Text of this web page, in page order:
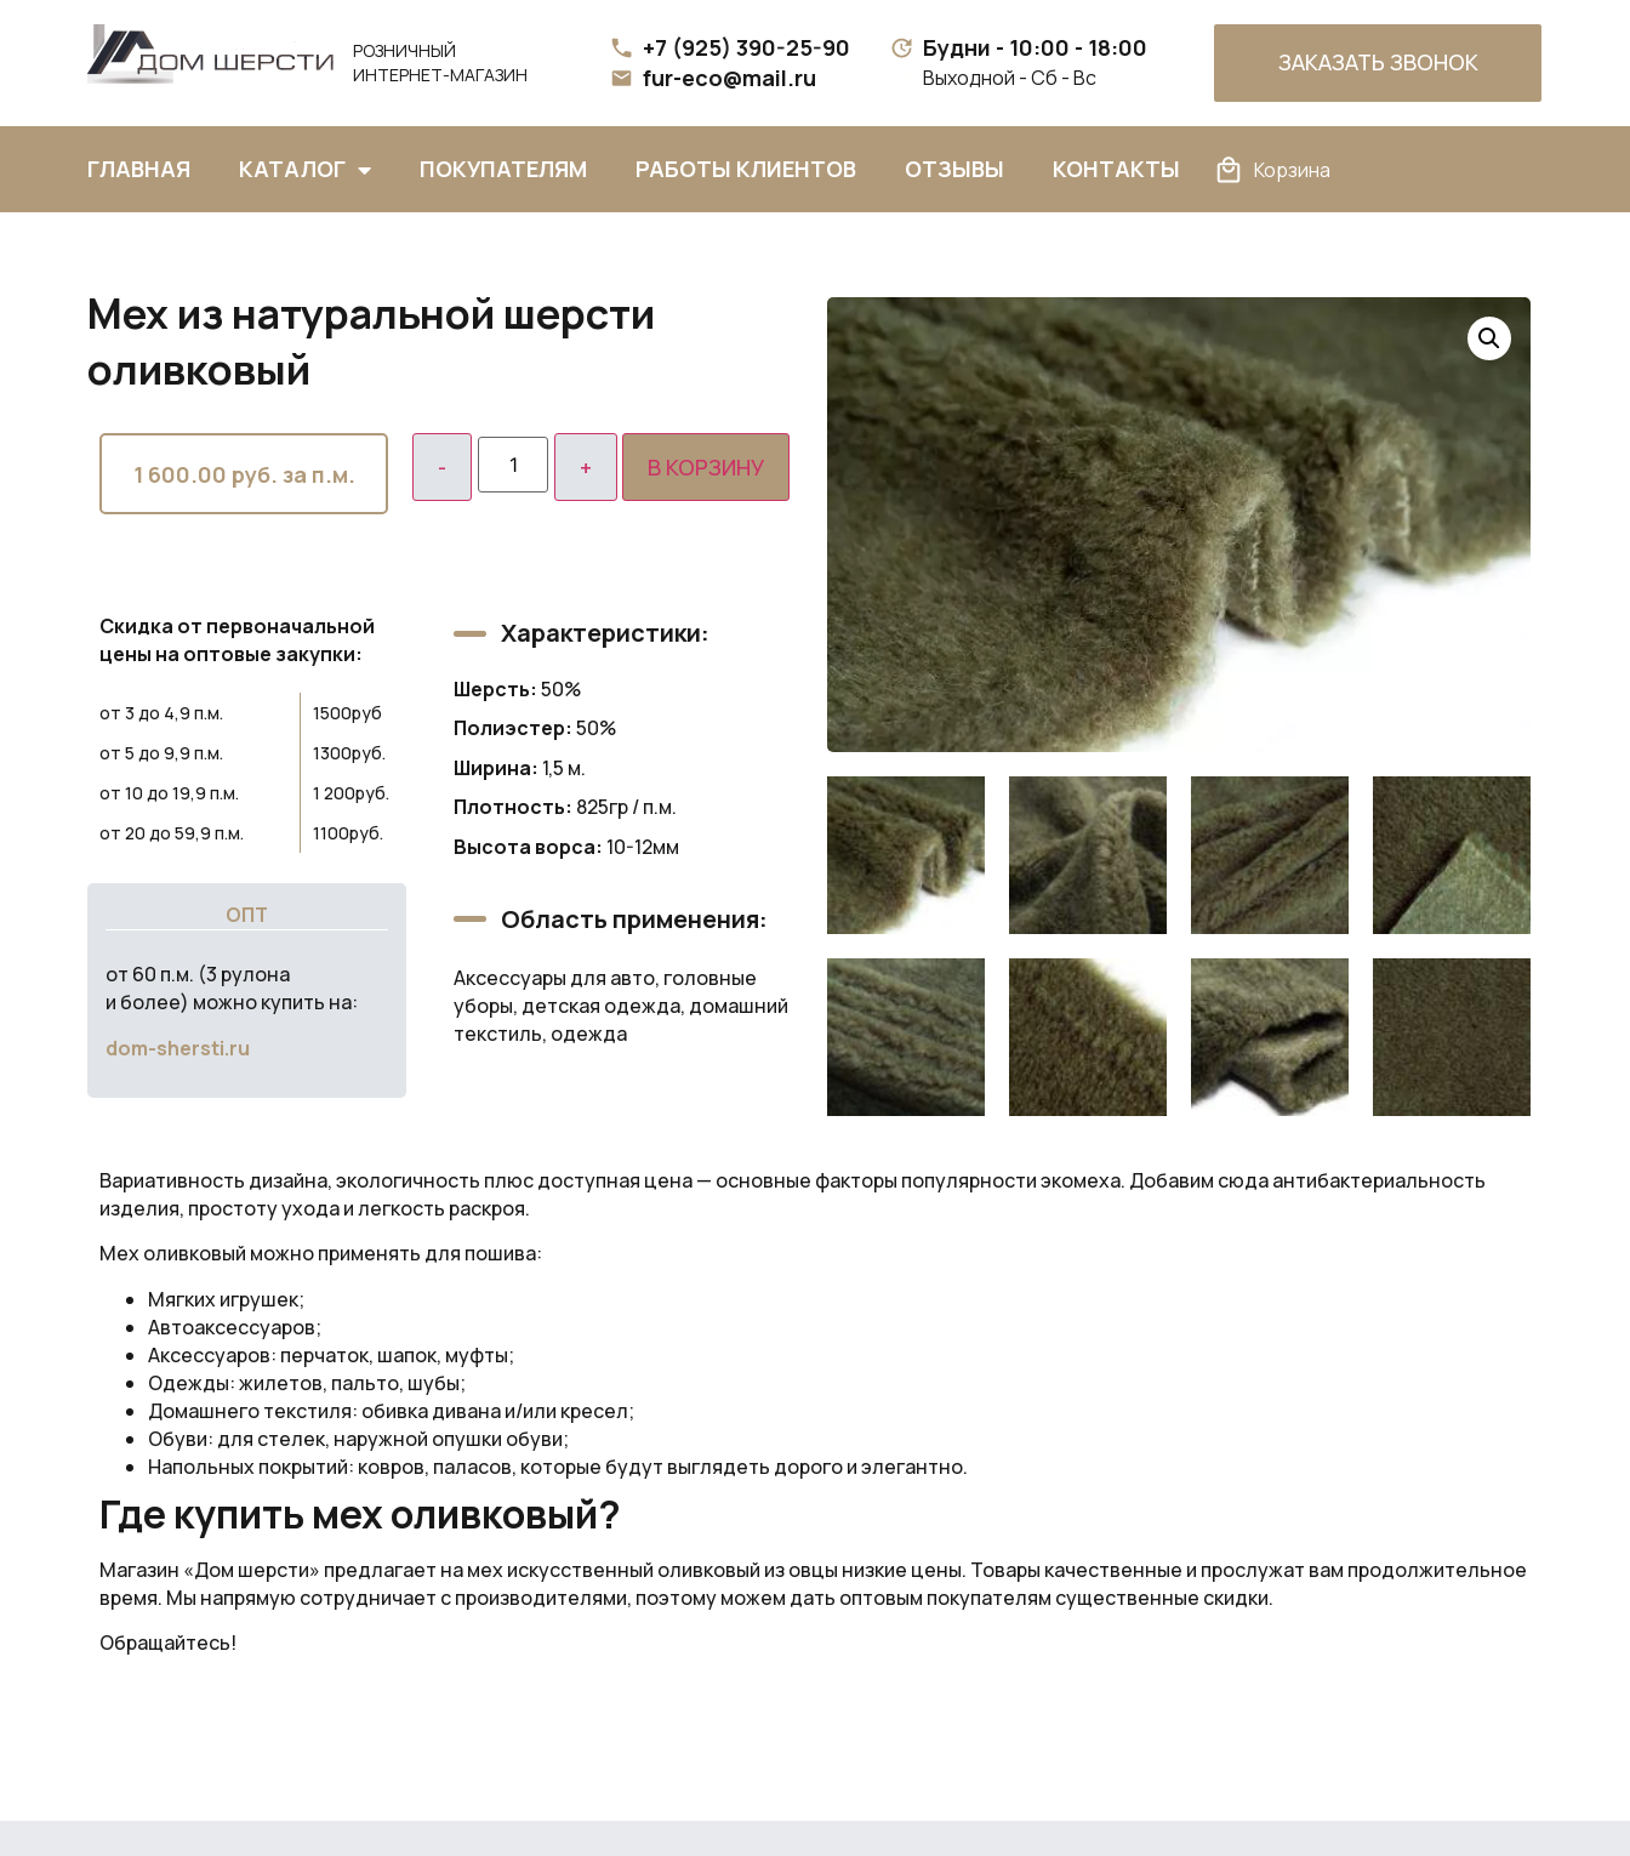
РОЗНИЧНЫЙ
ИНТЕРНЕТ-МАГАЗИН
+7 (925) 390-25-90
fur-eco@mail.ru
Будни - 10:00 - 18:00
Выходной - Сб - Вс
ЗАКАЗАТЬ ЗВОНОК
ГЛАВНАЯ КАТАЛОГ ПОКУПАТЕЛЯМ РАБОТЫ КЛИЕНТОВ ОТЗЫВЫ КОНТАКТЫ Корзина
Мех из натуральной шерсти
оливковый
1 600.00 руб. за п.м. В КОРЗИНУ
Скидка от первоначальной
цены на оптовые закупки:
от 3 до 4,9 п.м.
1500руб
от 5 до 9,9 п.м.
1300руб.
от 10 до 19,9 п.м.
1 200руб.
от 20 до 59,9 п.м.
1100руб.
Характеристики:
Шерсть: 50%
Полиэстер: 50%
Ширина: 1,5 м.
Плотность: 825гр / п.м.
Высота ворса: 10-12мм
Область применения:
Аксессуары для авто, головные
уборы, детская одежда, домашний
текстиль, одежда
ОПТ
от 60 п.м. (3 рулона
и более) можно купить на:
dom-shersti.ru
Вариативность дизайна, экологичность плюс доступная цена — основные факторы популярности экомеха. Добавим сюда антибактериальность
изделия, простоту ухода и легкость раскроя.
Мех оливковый можно применять для пошива:
Мягких игрушек;
Автоаксессуаров;
Аксессуаров: перчаток, шапок, муфты;
Одежды: жилетов, пальто, шубы;
Домашнего текстиля: обивка дивана и/или кресел;
Обуви: для стелек, наружной опушки обуви;
Напольных покрытий: ковров, паласов, которые будут выглядеть дорого и элегантно.
Где купить мех оливковый?
Магазин «Дом шерсти» предлагает на мех искусственный оливковый из овцы низкие цены. Товары качественные и прослужат вам продолжительное
время. Мы напрямую сотрудничает с производителями, поэтому можем дать оптовым покупателям существенные скидки.
Обращайтесь!